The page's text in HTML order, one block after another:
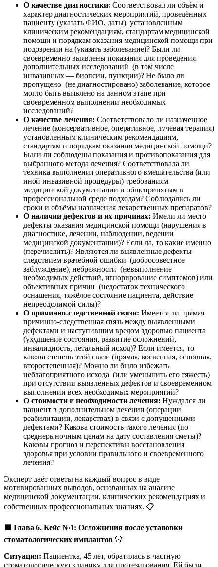
О качестве диагностики: Соответствовал ли объём и
характер диагностических мероприятий, проведённых
пациенту (указать ФИО, даты), установленным
клиническим рекомендациям, стандартам медицинской
помощи и порядкам оказания медицинской помощи при
подозрении на (указать заболевание)? Были ли
своевременно выявлены показания для проведения
дополнительных исследований (в том числе
инвазивных — биопсии, пункции)? Не было ли
пропущено (не диагностировано) заболевание, которое
могло быть выявлено на данном этапе при
своевременном выполнении необходимых
исследований?
О качестве лечения: Соответствовало ли назначенное
лечение (консервативное, оперативное, лучевая терапия)
установленным клиническим рекомендациям,
стандартам и порядкам оказания медицинской помощи?
Были ли соблюдены показания и противопоказания для
выбранного метода лечения? Соответствовала ли
техника выполнения оперативного вмешательства (или
иной инвазивной процедуры) требованиям
медицинской документации и общепринятым в
профессиональной среде подходам? Соблюдались ли
сроки и объёмы назначения лекарственных препаратов?
О наличии дефектов и их причинах: Имели ли место
дефекты оказания медицинской помощи (нарушения в
диагностике, лечении, наблюдении, ведении
медицинской документации)? Если да, то какие именно
(перечислить)? Являются ли выявленные дефекты
следствием врачебной ошибки (добросовестное
заблуждение), небрежности (невыполнение
необходимых действий, игнорирование симптомов) или
объективных причин (недостаток технического
оснащения, тяжёлое состояние пациента, действие
непреодолимой силы)?
О причинно-следственной связи: Имеется ли прямая
причинно-следственная связь между выявленными
дефектами и наступившим вредом здоровью пациента
(ухудшение состояния, развитие осложнений,
инвалидность, летальный исход)? Если имеется, то
какова степень этой связи (прямая, косвенная, основная,
второстепенная)? Можно ли было избежать
неблагоприятного исхода (или уменьшить его тяжесть)
при отсутствии выявленных дефектов и своевременном
выполнении всех необходимых мероприятий?
О стоимости и необходимости лечения: Нуждался ли
пациент в дополнительном лечении (операции,
реабилитации, лекарствах) в связи с допущенными
дефектами? Какова стоимость такого лечения (по
среднерыночным ценам на дату составления сметы)?
Каковы прогноз и перспективы восстановления
здоровья при условии правильного и своевременного
лечения?
Эксперт даёт ответы на каждый вопрос в виде
мотивированных выводов, основанных на анализе
медицинской документации, клинических рекомендациях и
собственных профессиональных знаниях. 📋
Глава 6. Кейс №1: Осложнения после установки
стоматологических имплантов 🦷
Ситуация: Пациентка, 45 лет, обратилась в частную
стоматологическую клинику для протезирования. Ей были